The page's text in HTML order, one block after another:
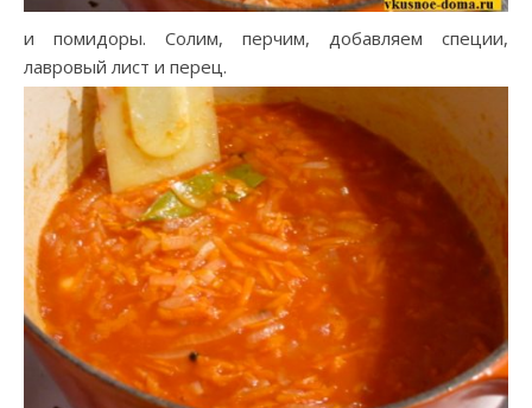
и помидоры. Солим, перчим, добавляем специи,
лавровый лист и перец.